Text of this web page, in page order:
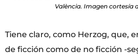
València. Imagen cortesía
Tiene claro, como Herzog, que,
de ficción como de no ficción -